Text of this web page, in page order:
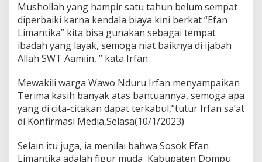
Mushollah yang hampir satu tahun belum sempat
diperbaiki karna kendala biaya kini berkat “Efan
Limantika” kita bisa gunakan sebagai tempat
ibadah yang layak, semoga niat baiknya di ijabah
Allah SWT Aamiin, ” kata Irfan.
Mewakili warga Wawo Nduru Irfan menyampaikan
Terima kasih banyak atas bantuannya, semoga apa
yang di cita-citakan dapat terkabul,”tutur Irfan sa’at
di Konfirmasi Media,Selasa(10/1/2023)
Selain itu juga, ia menilai bahwa Sosok Efan
Limantika adalah figur muda Kabupaten Dompu